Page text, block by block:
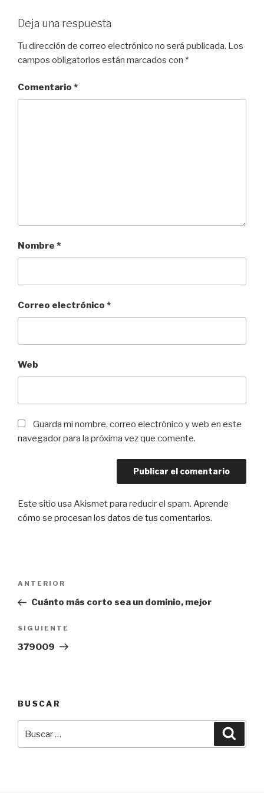
Deja una respuesta
Tu dirección de correo electrónico no será publicada. Los
campos obligatorios están marcados con *
Comentario *
Nombre *
Correo electrónico *
Web
Guarda mi nombre, correo electrónico y web en este
navegador para la próxima vez que comente.
Este sitio usa Akismet para reducir el spam. Aprende
cómo se procesan los datos de tus comentarios.
entradas
Entrada
anterior:
ANTERIOR
Cuánto más corto sea un dominio, mejor
Siguiente
entrada
SIGUIENTE
379009
BUSCAR
por: